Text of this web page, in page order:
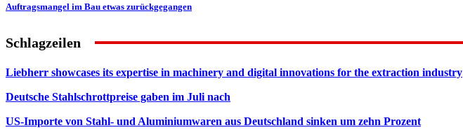
Auftragsmangel im Bau etwas zurückgegangen
Schlagzeilen
Liebherr showcases its expertise in machinery and digital innovations for the extraction industry
Deutsche Stahlschrottpreise gaben im Juli nach
US-Importe von Stahl- und Aluminiumwaren aus Deutschland sinken um zehn Prozent